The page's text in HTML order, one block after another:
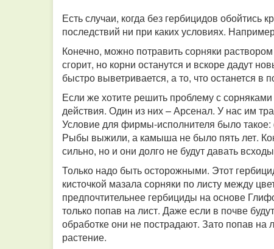
Есть случаи, когда без гербицидов
последствий ни при каких условиях.
Конечно, можно потравить сорняки
сгорит, но корни останутся и вскоре дадут
быстро выветривается, а то, что останется в
Если же хотите решить проблему с
действия. Один из них – Арсенал. У нас им
Условие для фирмы-исполнителя было такое:
Рыбы выжили, а камыша не было пять лет.
сильно, но и они долго не будут давать
Только надо быть осторожными. Этот
кисточкой мазала сорняки по листу между
предпочтительнее гербициды на основе
только попав на лист. Даже если в почве
обработке они не пострадают. Зато попав на
растение.